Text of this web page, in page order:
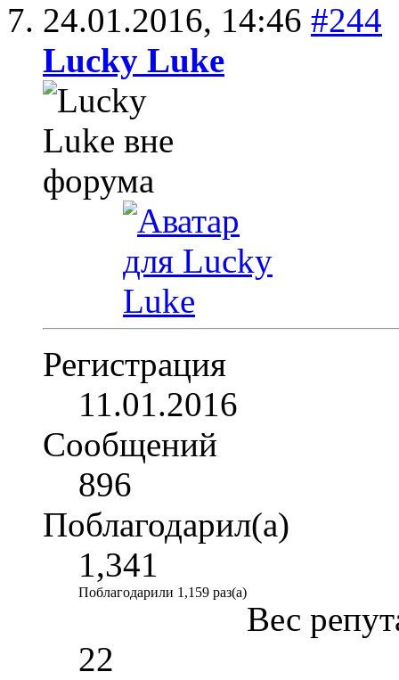
24.01.2016, 14:46 #244
Lucky Luke
Регистрация
11.01.2016
Сообщений
896
Поблагодарил(а)
1,341
Поблагодарили 1,159 раз(а)
Вес
22